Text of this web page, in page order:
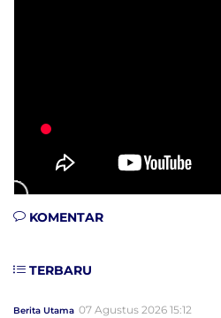
KOMENTAR
TERBARU
Berita Utama 07 Agustus 2026 15:12